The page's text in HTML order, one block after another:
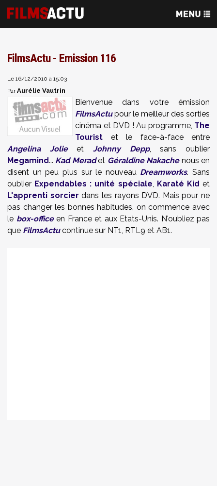
FilmsActu - Emission 116
Le 16/12/2010 à 15:03
ParAurélie Vautrin
Bienvenue dans votre émission
FilmsActupour le meilleur des sorties
cinéma et DVD ! Au programme, The
Tourist et le face-à-face entre
Angelina JolieetJohnny Depp, sans oublier
Megamind... Kad Meradet Géraldine Nakachenous en
disent un peu plus sur le nouveau Dreamworks. Sans
oublier Expendables : unité spéciale, Karaté Kid et
L'apprenti sorcier dans les rayons DVD. Mais pour ne
pas changer les bonnes habitudes, on commence avec
le box-officeen France et aux Etats-Unis. N'oubliez pas
que FilmsActucontinue sur NT1, RTL9 et AB1.